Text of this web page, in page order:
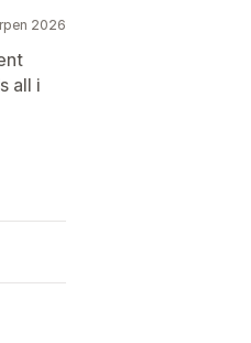
2026
all i